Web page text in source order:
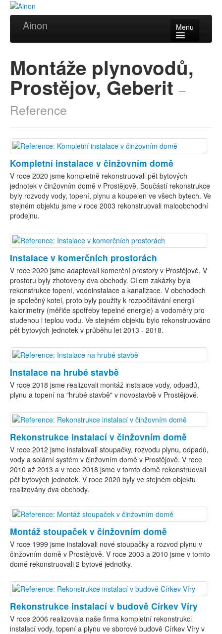
Ainon Menu
Služby
Reference
Videa
Partneři
Kontakt
Montáže plynovodů,
Prostějov, Geberit –
Reference
Kompletní instalace v činžovním domě
V roce 2020 jsme kompletně rekonstruovali pět bytových
jednotek v činžovním domě v Prostějově. Součástí rekonstrukce
byly rozvody vody, topení, plynu a koupelen ve všech bytech. Ve
stejném objektu jsme v roce 2003 rekonstruovali maloobchodní
prodejnu.
Instalace v komerčních prostorách
V roce 2020 jsme adaptovali komerční prostory v Prostějově. V
prostoru byly zhotoveny dva obchody. Cílem zakázky byla
rekonstrukce topení, vodoinstalace a kanalizace. V obchodech
je společný kotel, proto byly použity k rozpočítávání energií
kalorimetry (měřiče spotřeby tepelné energie) a vodoměry pro
studenou i teplou vodu. Ve stejném objektu bylo rekonstruováno
pět bytových jednotek v průběhu let 2013 - 2018.
Instalace na hrubé stavbě
V roce 2018 jsme realizovali montáž instalace vody, odpadů,
plynu a topení na "hrubé stavbě" v novostavbě v Prostějově.
Rekonstrukce instalací v činžovním domě
V roce 2012 jsme instalovali stoupačky, rozvodu plynu, odpadů,
vody a solární systém v činžovním domě v Prostějově. V roce
2010 až 2013 a v roce 2018 jsme v tomto domě rekonstruovali
pět bytových jednotek. V roce 2020 byly ve stejném objektu
realizovány dva obchody.
Montáž stoupaček v činžovním domě
V roce 1999 jsme instalovali nové stoupačky a rozvod plynu v
činžovním domě v Prostějově. V roce 2003 a 2010 jsme v tomto
domě rekonstruovali 2 bytové jednotky.
Rekonstrukce instalací v budově Církev Víry
V roce 2006 realizovala naše firma kompletní rekonstrukci
instalací vody, topení a plynu ve sborové budově Církev Víry v